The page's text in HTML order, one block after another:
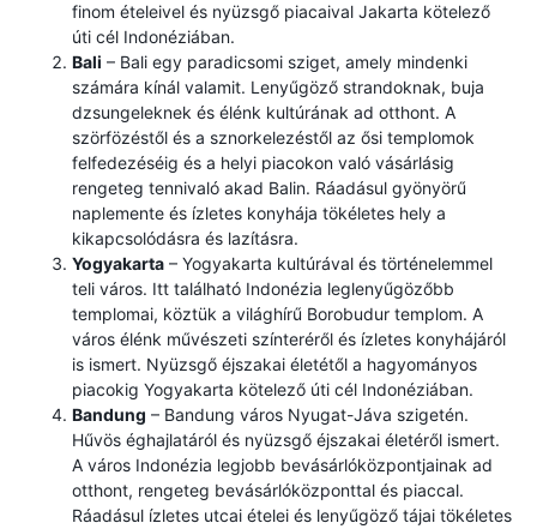
finom ételeivel és nyüzsgő piacaival Jakarta kötelező
úti cél Indonéziában.
Bali – Bali egy paradicsomi sziget, amely mindenki
számára kínál valamit. Lenyűgöző strandoknak, buja
dzsungeleknek és élénk kultúrának ad otthont. A
szörfözéstől és a sznorkelezéstől az ősi templomok
felfedezéséig és a helyi piacokon való vásárlásig
rengeteg tennivaló akad Balin. Ráadásul gyönyörű
naplemente és ízletes konyhája tökéletes hely a
kikapcsolódásra és lazításra.
Yogyakarta – Yogyakarta kultúrával és történelemmel
teli város. Itt található Indonézia leglenyűgözőbb
templomai, köztük a világhírű Borobudur templom. A
város élénk művészeti színteréről és ízletes konyhájáról
is ismert. Nyüzsgő éjszakai életétől a hagyományos
piacokig Yogyakarta kötelező úti cél Indonéziában.
Bandung – Bandung város Nyugat-Jáva szigetén.
Hűvös éghajlatáról és nyüzsgő éjszakai életéről ismert.
A város Indonézia legjobb bevásárlóközpontjainak ad
otthont, rengeteg bevásárlóközponttal és piaccal.
Ráadásul ízletes utcai ételei és lenyűgöző tájai tökéletes